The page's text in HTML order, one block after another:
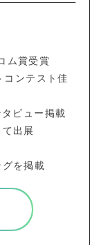
ム賞受賞
ンテスト佳
ビュー掲載
出展
を掲載